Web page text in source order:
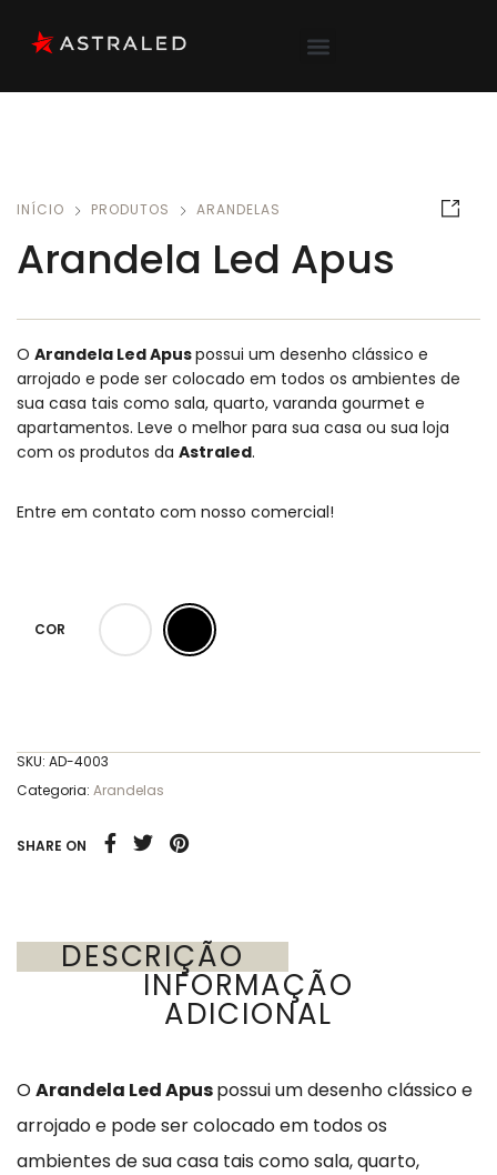
INÍCIO PRODUTOS ARANDELAS
Arandela Led Apus
O Arandela Led Apuspossui um desenho clássico e
arrojado e pode ser colocado em todos os ambientes de
sua casa tais como sala, quarto, varanda gourmet e
apartamentos. Leve o melhor para sua casa ou sua loja
com os produtos da Astraled.
Entre em contato com nosso comercial!
COR
SKU: AD-4003
Categoria: Arandelas
SHARE ON
DESCRIÇÃO
INFORMAÇÃO
ADICIONAL
OArandela Led Apuspossui um desenho clássico e
arrojado e pode ser colocado em todos os
ambientes de sua casa tais como sala, quarto,